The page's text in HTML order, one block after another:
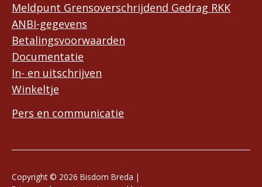
Meldpunt Grensoverschrijdend Gedrag RKK
ANBI-gegevens
Betalingsvoorwaarden
Documentatie
In- en uitschrijven
Winkeltje
Pers en communicatie
Copyright © 2026 Bisdom Breda |